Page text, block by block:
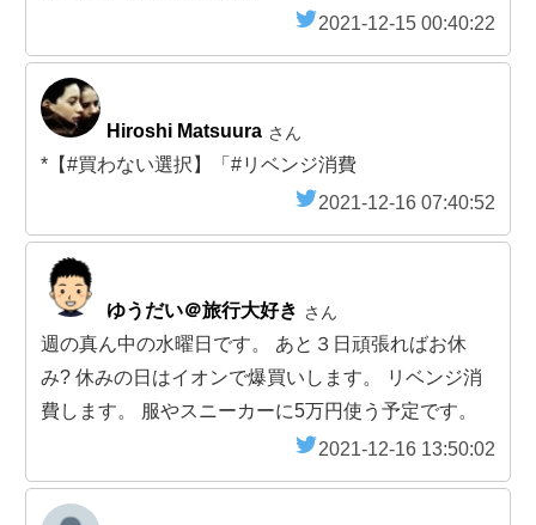
2021-12-15 00:40:22
Hiroshi Matsuura さん
*【#買わない選択】「#リベンジ消費
2021-12-16 07:40:52
ゆうだい＠旅行大好き さん
週の真ん中の水曜日です。 あと３日頑張ればお休
み? 休みの日はイオンで爆買いします。 リベンジ消
費します。 服やスニーカーに5万円使う予定です。
2021-12-16 13:50:02